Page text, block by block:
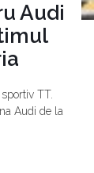
Audi
TT.
Audi de la